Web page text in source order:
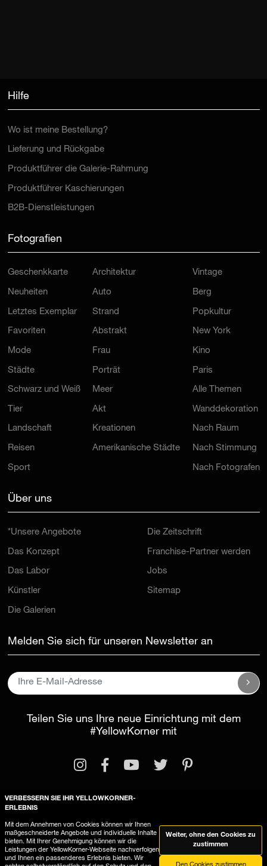
Hilfe
Wo ist meine Bestellung?
Lieferung und Rückgabe
Produktführer die Galerie-Rahmung
Produktführer Kaschierungen
B2B-Dienstleistungen
Fotografien
Geschenkkarte
Neuheiten
Letztes Exemplar
Favoriten
Mode
Städte
Schwarz und Weiß
Tier
Landschaft
Reisen
Sport
Architektur
Auto
Strand
Abstrakt
Frau
Porträt
Meer
Akt
Kreationen
Amerikanische Städte
Vintage
Berg
Popkultur
New York
Kino
Paris
Alle Themen
Wanddekoration
Nach Raum
Nach Stimmung
Nach Fotografen
Über uns
*Unsere Angebote
Das Konzept
Das Labor
Künstler
Die Galerien
Die Zeitschrift
Franchise-Partner werden
Jobs
Sitemap
Melden Sie sich für unseren Newsletter an
Teilen Sie uns Ihre neue Einrichtung mit dem
#YellowKorner mit
Rechtliche Informationen
Allgemeine Geschäftsbedingungen
YellowKorner verwendet Cookies
VERBESSERN SIE IHR YELLOWKORNER-
ERLEBNIS
Mit dem Annehmen von Cookies können wir Ihnen
maßgeschneiderte Angebote und individuelle Inhalte
bieten. Mit Ihrer Genehmigung können wir die
Leistungen der YellowKorner-Webseite nachverfolgen
und Ihnen ein passenderes Erlebnis bieten. Wir
Weiter, ohne den Cookies zu
zustimmen